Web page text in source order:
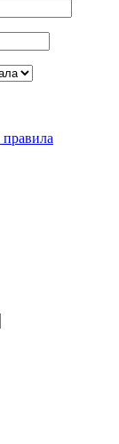
правила